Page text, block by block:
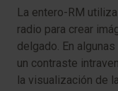
La entero-RM
radio para crear
delgado. En
un contraste
la visualización de